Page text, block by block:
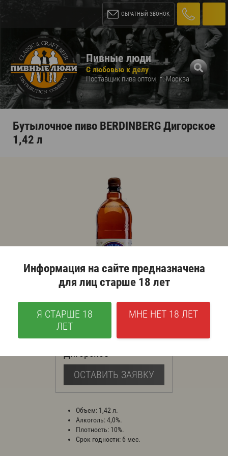
ОБРАТНЫЙ ЗВОНОК
Пивные люди
С любовью к делу
Поставщик пива оптом, г. Москва
Бутылочное пиво BERDINBERG Дигорское
1,42 л
Дигорское
ОСТАВИТЬ ЗАЯВКУ
Объем: 1,42 л.
Алкоголь: 4,0%.
Плотность: 10%.
Срок годности: 6 мес.
Информация на сайте предназначена
для лиц старше 18 лет
Я СТАРШЕ 18
ЛЕТ
МНЕ НЕТ 18 ЛЕТ